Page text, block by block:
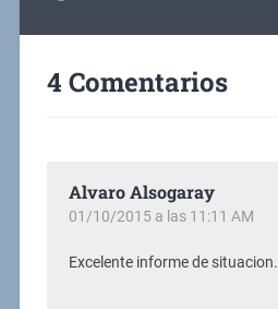
4 Comentarios
Alvaro Alsogaray
01/10/2015 a las 11:11 AM
Excelente informe de situacion.